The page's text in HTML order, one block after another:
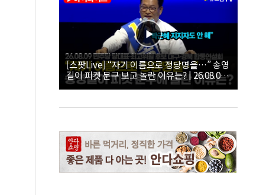
[스팟Live] “자기 이름으로 정당명을…” 송영
길이 피켓 문구 보고 놀란 이유는? | 26.08.09
더불어민주당 당대표·최고위원 후보 대구·경